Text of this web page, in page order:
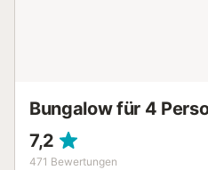
Bungalow für 4
7,2
471 Bewertungen